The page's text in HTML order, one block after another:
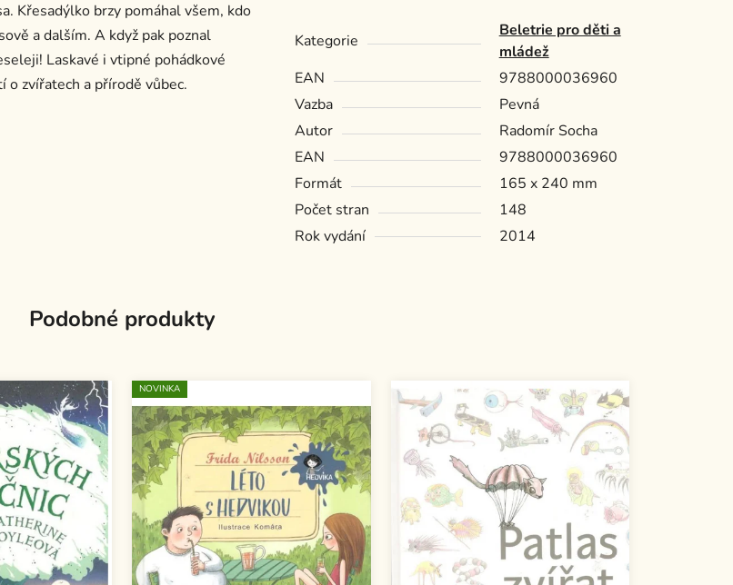
Křesadýlko brzy pomáhal všem, kdo
a dalším. A když pak poznal
Laskavé i vtipné pohádkové
o zvířatech a přírodě vůbec.
Kategorie
Beletrie pro děti a
mládež
EAN
9788000036960
Vazba
Pevná
Autor
Radomír Socha
EAN
9788000036960
Formát
165 x 240 mm
Počet stran
148
Rok vydání
2014
Podobné produkty
NOVINKA